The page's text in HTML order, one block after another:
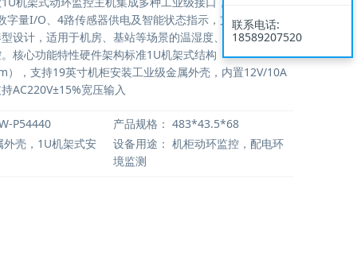
字量I/O、4路传感器供电及智能状态指示，支持AC/DC双
设计，适用于机房、基站等场景的温湿度、水浸、烟感等
核心功能特性硬件架构标准1U机架式结构
），支持19英寸机柜安装工业级金属外壳，内置12V/10A
AC220V±15%宽压输入
P54440 产品规格： 483*43.5*68
壳，1U机架式安
设备用途： 机柜动环监控，配电环
境监测
联系电话:
18589207520